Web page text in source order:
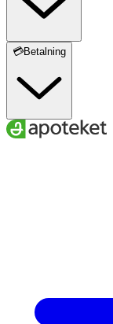
💳Betalning